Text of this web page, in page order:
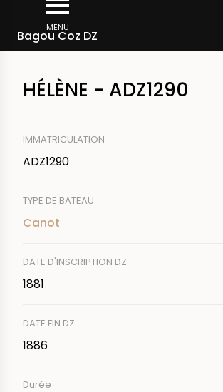
contenu
MENU
Bagou Coz DZ
d'Ariane
Rechercher un bateau
HÉLÈNE - ADZ1290
IMMATRICULATION
ADZ1290
TYPE DE BATEAU
Canot
DATE D'INSCRIPTION DZ
1881
DATE FIN DZ
1886
Durée